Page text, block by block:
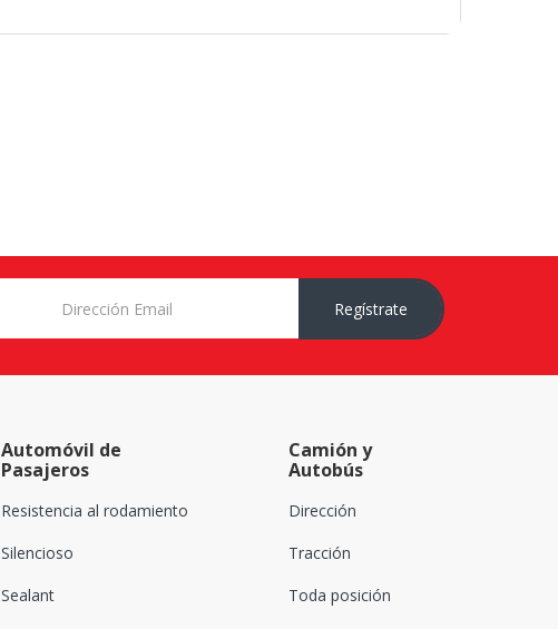
Regístrate
Automóvil de
Pasajeros
Resistencia al rodamiento
Silencioso
Sealant
Camión y
Autobús
Dirección
Tracción
Toda posición